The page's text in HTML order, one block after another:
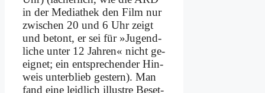
in der Me­dia­thek den Film nur
zwi­schen 20 und 6 Uhr zeigt
und be­tont, er sei für »Ju­gend­
li­che un­ter 12 Jah­ren« nicht ge­
eig­net; ein ent­spre­chen­der Hin­
weis un­ter­blieb ge­stern). Man
fand ei­ne leid­lich il­lu­stre Be­set­